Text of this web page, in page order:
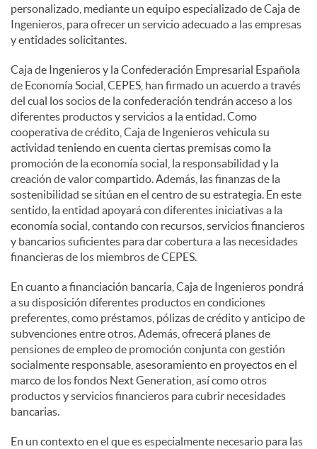
personalizado, mediante un equipo especializado de Caja de
Ingenieros, para ofrecer un servicio adecuado a las empresas
y entidades solicitantes.
Caja de Ingenieros y la Confederación Empresarial Española
de Economía Social, CEPES, han firmado un acuerdo a través
del cual los socios de la confederación tendrán acceso a los
diferentes productos y servicios a la entidad. Como
cooperativa de crédito, Caja de Ingenieros vehicula su
actividad teniendo en cuenta ciertas premisas como la
promoción de la economía social, la responsabilidad y la
creación de valor compartido. Además, las finanzas de la
sostenibilidad se sitúan en el centro de su estrategia. En este
sentido, la entidad apoyará con diferentes iniciativas a la
economía social, contando con recursos, servicios financieros
y bancarios suficientes para dar cobertura a las necesidades
financieras de los miembros de CEPES.
En cuanto a financiación bancaria, Caja de Ingenieros pondrá
a su disposición diferentes productos en condiciones
preferentes, como préstamos, pólizas de crédito y anticipo de
subvenciones entre otros. Además, ofrecerá planes de
pensiones de empleo de promoción conjunta con gestión
socialmente responsable, asesoramiento en proyectos en el
marco de los fondos Next Generation, así como otros
productos y servicios financieros para cubrir necesidades
bancarias.
En un contexto en el que es especialmente necesario para las